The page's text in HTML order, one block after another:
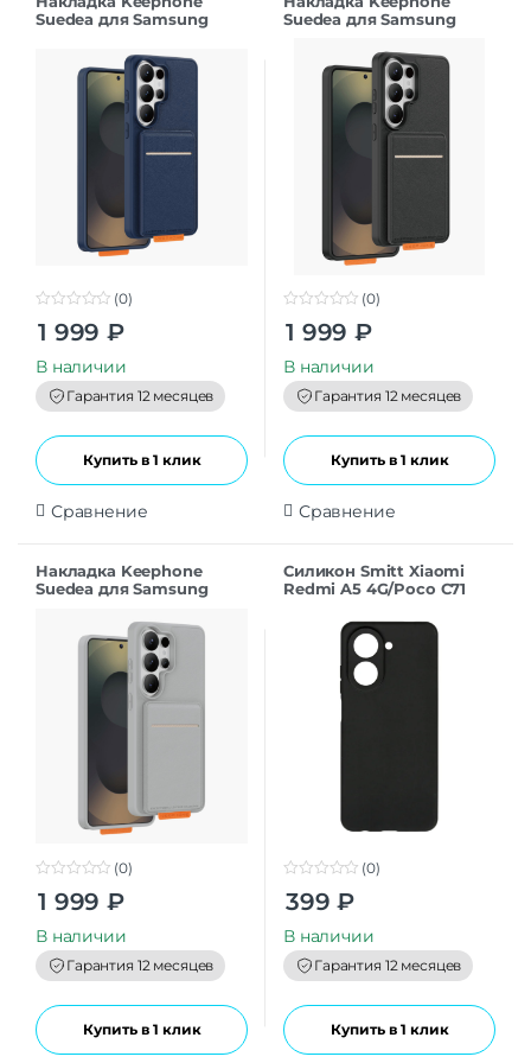
Suedea для Samsung
t
o
f
5
(0)
1 999 ₽
В наличии
Гарантия 12 месяцев
Купить в 1 клик
Сравнение
Suedea для Samsung
t
o
f
5
(0)
1 999 ₽
В наличии
Гарантия 12 месяцев
Купить в 1 клик
Сравнение
Накладка Keephone
Suedea для Samsung
t
o
f
5
(0)
1 999 ₽
В наличии
Гарантия 12 месяцев
Купить в 1 клик
Силикон Smitt Xiaomi
Redmi A5 4G/Poco C71
o
t
o
f
5
(0)
399 ₽
В наличии
Гарантия 12 месяцев
Купить в 1 клик